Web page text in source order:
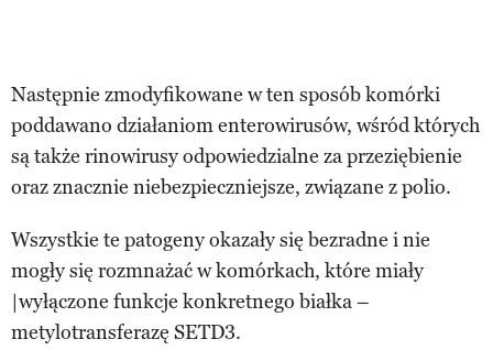
Następnie zmodyfikowane w ten sposób komórki
poddawano działaniom enterowirusów, wśród których
są także rinowirusy odpowiedzialne za przeziębienie
oraz znacznie niebezpieczniejsze, związane z polio.
Wszystkie te patogeny okazały się bezradne i nie
mogły się rozmnażać w komórkach, które miały
|wyłączone funkcje konkretnego białka –
metylotransferazę SETD3.